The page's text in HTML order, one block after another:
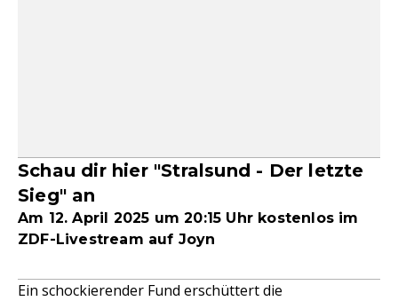
Schau dir hier "Stralsund - Der letzte
Sieg" an
Am 12. April 2025 um 20:15 Uhr kostenlos im
ZDF-Livestream auf Joyn
Ein schockierender Fund erschüttert die